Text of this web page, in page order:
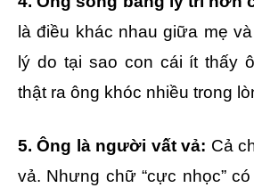
là điều khác nhau giữa mẹ
lý do tại sao con cái ít thấy
thật ra ông khóc nhiều trong
5. Ông là người vất vả: Cả
vả. Nhưng chữ “cực nhọc”